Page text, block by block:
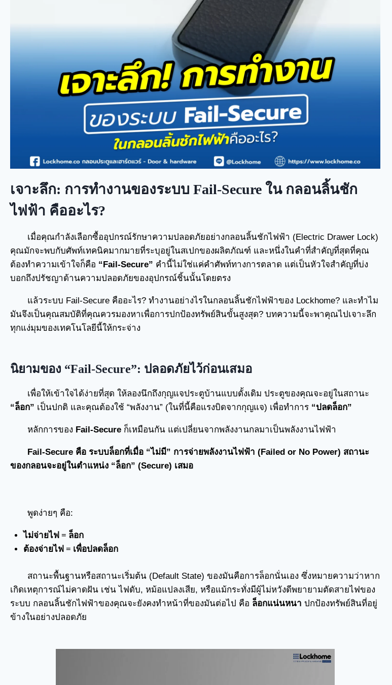
เจาะลึก: การทำงานของระบบ Fail-Secure ใน กลอนลิ้นชัก
ไฟฟ้า คืออะไร?
เมื่อคุณกำลังเลือกซื้ออุปกรณ์รักษาความปลอดภัยอย่างกลอนลิ้นชักไฟฟ้า (Electric Drawer Lock)
คุณมักจะพบกับศัพท์เทคนิคมากมายที่ระบุอยู่ในสเปกของผลิตภัณฑ์ และหนึ่งในคำที่สำคัญที่สุดที่คุณ
ต้องทำความเข้าใจก็คือ “Fail-Secure” คำนี้ไม่ใช่แค่คำศัพท์ทางการตลาด แต่เป็นหัวใจสำคัญที่บ่ง
บอกถึงปรัชญาด้านความปลอดภัยของอุปกรณ์ชิ้นนั้นโดยตรง
แล้วระบบ Fail-Secure คืออะไร? ทำงานอย่างไรในกลอนลิ้นชักไฟฟ้าของ Lockhome? และทำไม
มันจึงเป็นคุณสมบัติที่คุณควรมองหาเพื่อการปกป้องทรัพย์สินขั้นสูงสุด? บทความนี้จะพาคุณไปเจาะลึก
ทุกแง่มุมของเทคโนโลยีนี้ให้กระจ่าง
นิยามของ “Fail-Secure”: ปลอดภัยไว้ก่อนเสมอ
เพื่อให้เข้าใจได้ง่ายที่สุด ให้ลองนึกถึงกุญแจประตูบ้านแบบดั้งเดิม ประตูของคุณจะอยู่ในสถานะ
“ล็อก” เป็นปกติ และคุณต้องใช้ “พลังงาน” (ในที่นี้คือแรงบิดจากกุญแจ) เพื่อทำการ “ปลดล็อก”
หลักการของ Fail-Secure ก็เหมือนกัน แต่เปลี่ยนจากพลังงานกลมาเป็นพลังงานไฟฟ้า
Fail-Secure คือ ระบบล็อกที่เมื่อ “ไม่มี” การจ่ายพลังงานไฟฟ้า (Failed or No Power) สถานะ
ของกลอนจะอยู่ในตำแหน่ง “ล็อก” (Secure) เสมอ
พูดง่ายๆ คือ:
ไม่จ่ายไฟ = ล็อก
ต้องจ่ายไฟ = เพื่อปลดล็อก
สถานะพื้นฐานหรือสถานะเริ่มต้น (Default State) ของมันคือการล็อกนั่นเอง ซึ่งหมายความว่าหาก
เกิดเหตุการณ์ไม่คาดฝัน เช่น ไฟดับ, หม้อแปลงเสีย, หรือแม้กระทั่งมีผู้ไม่หวังดีพยายามตัดสายไฟของ
ระบบ กลอนลิ้นชักไฟฟ้าของคุณจะยังคงทำหน้าที่ของมันต่อไป คือ ล็อกแน่นหนา ปกป้องทรัพย์สินที่อยู่
ข้างในอย่างปลอดภัย